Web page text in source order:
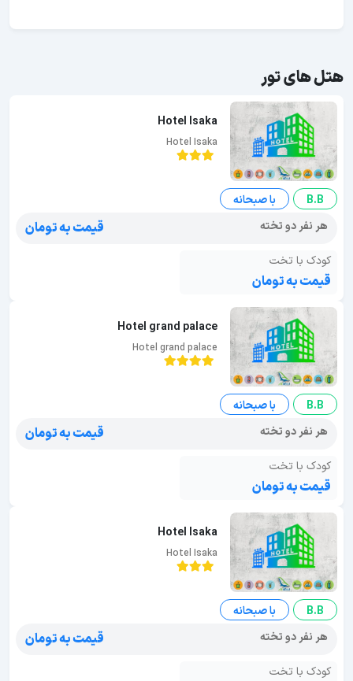
هتل های تور
Hotel Isaka
Hotel Isaka
B.B
با صبحانه
هر نفر دو تخته
قیمت به تومان
کودک با تخت
قیمت به تومان
Hotel grand palace
Hotel grand palace
B.B
با صبحانه
هر نفر دو تخته
قیمت به تومان
کودک با تخت
قیمت به تومان
Hotel Isaka
Hotel Isaka
B.B
با صبحانه
هر نفر دو تخته
قیمت به تومان
کودک با تخت